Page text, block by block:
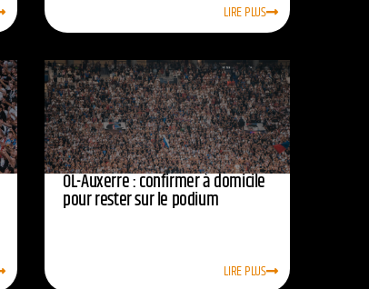
LIRE PLUS
OL-Auxerre : confirmer à domicile
pour rester sur le podium
LIRE PLUS